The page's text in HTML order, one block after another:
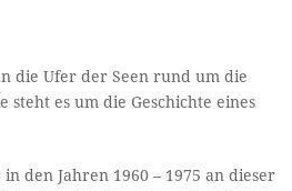
die Ufer der Seen rund um die
steht es um die Geschichte eines
den Jahren 1960 – 1975 an dieser